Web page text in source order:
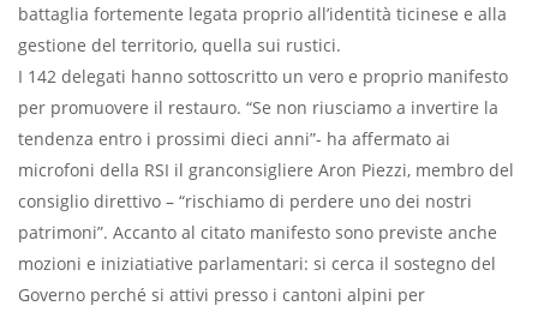
battaglia fortemente legata proprio all’identità ticinese e alla
gestione del territorio, quella sui rustici.
I 142 delegati hanno sottoscritto un vero e proprio manifesto
per promuovere il restauro. “Se non riusciamo a invertire la
tendenza entro i prossimi dieci anni”- ha affermato ai
microfoni della RSI il granconsigliere Aron Piezzi, membro del
consiglio direttivo – “rischiamo di perdere uno dei nostri
patrimoni”. Accanto al citato manifesto sono previste anche
mozioni e iniziatiative parlamentari: si cerca il sostegno del
Governo perché si attivi presso i cantoni alpini per